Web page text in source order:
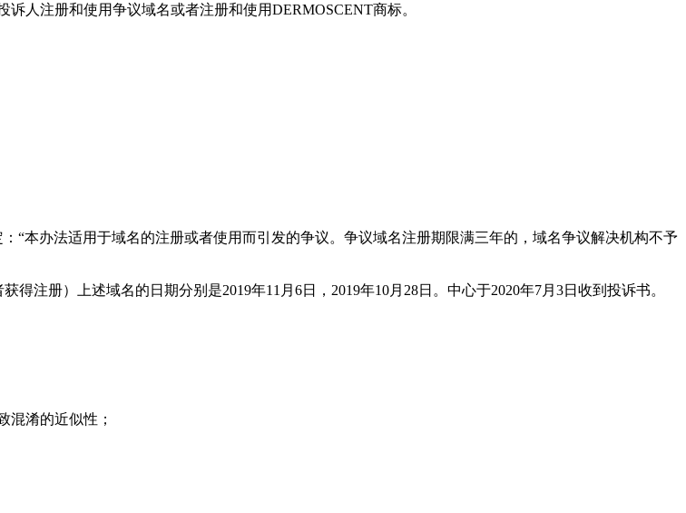
人注册和使用争议域名或者注册和使用DERMOSCENT商标。
“本办法适用于域名的注册或者使用而引发的争议。争议域名注册期限满三年的，域名争议解决机构不予
得注册）上述域名的日期分别是2019年11月6日，2019年10月28日。中心于2020年7月3日收到投诉书。
混淆的近似性；